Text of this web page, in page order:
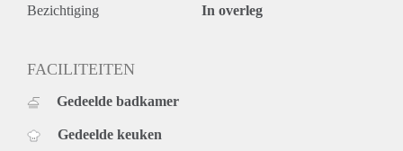
Bezichtiging In overleg
FACILITEITEN
Gedeelde badkamer
Gedeelde keuken